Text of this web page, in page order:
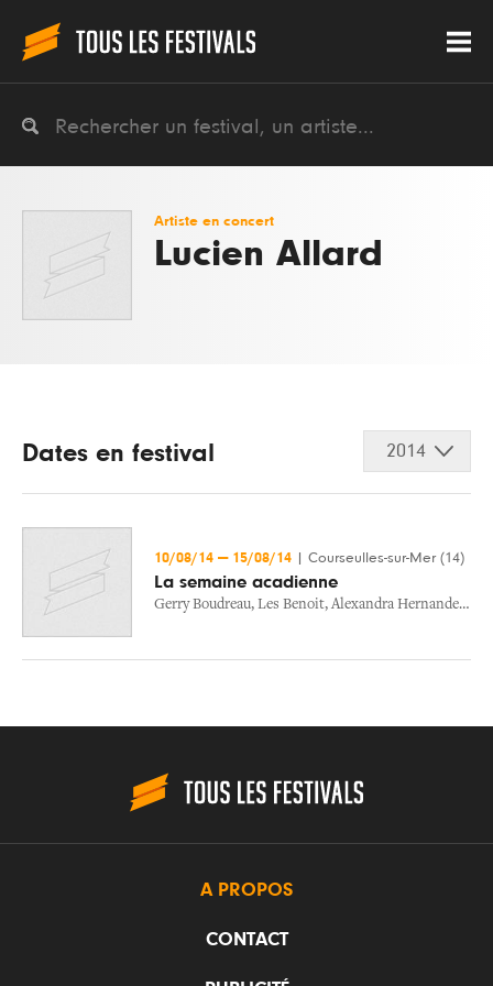
Artiste en concert
Lucien Allard
Dates en festival 2014
10/08/14 — 15/08/14 Courseulles-sur-Mer (14)
La semaine acadienne
Gerry Boudreau, Les Benoit, Alexandra Hernandez ,
A PROPOS
CONTACT